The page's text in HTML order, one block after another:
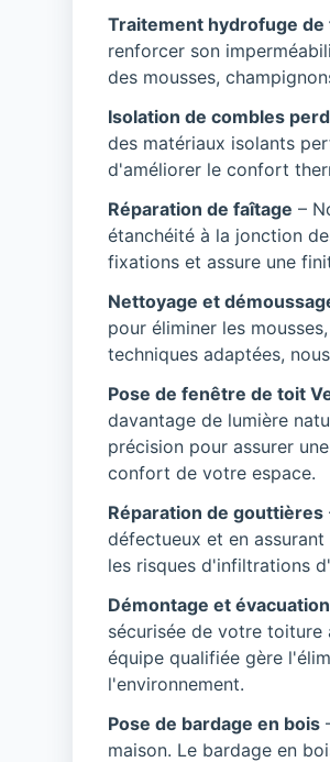
Traitement hydrofuge de
renforcer son
des mousses,
Isolation de combles
des matériaux isolants
d'améliorer le confort
Réparation de faîtage –
étanchéité à la jonction
fixations et assure une
Nettoyage et
pour éliminer les
techniques adaptées,
Pose de fenêtre de toit
davantage de lumière
précision pour assurer
confort de votre espace.
Réparation de gouttières
défectueux et en
les risques d'infiltrations
Démontage et
sécurisée de votre toiture
équipe qualifiée gère
l'environnement.
Pose de bardage en bois
maison. Le bardage en